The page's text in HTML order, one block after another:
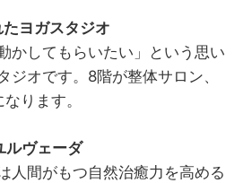
ヨガスタジオ
かしてもらいたい」という思い
ジオです。8階が整体サロン、
ります。
ルヴェーダ
人間がもつ自然治癒力を高める